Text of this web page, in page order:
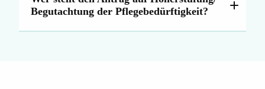
Antrag auf Pflegewohngeld
Begutachtung der Pflegebedürftigkeit?